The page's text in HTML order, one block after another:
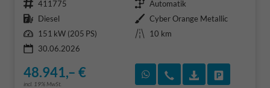
Fahrzeugnr. 411775 Getriebe Automatik
Kraftstoff Diesel Außenfarbe Cyber Orange Metallic
Leistung 151 kW (205 PS) Kilometerstand
10 km
30.06.2026
48.941,– €
incl. 19% MwSt.
Rückruf vereinbaren
Wir rufen Sie an